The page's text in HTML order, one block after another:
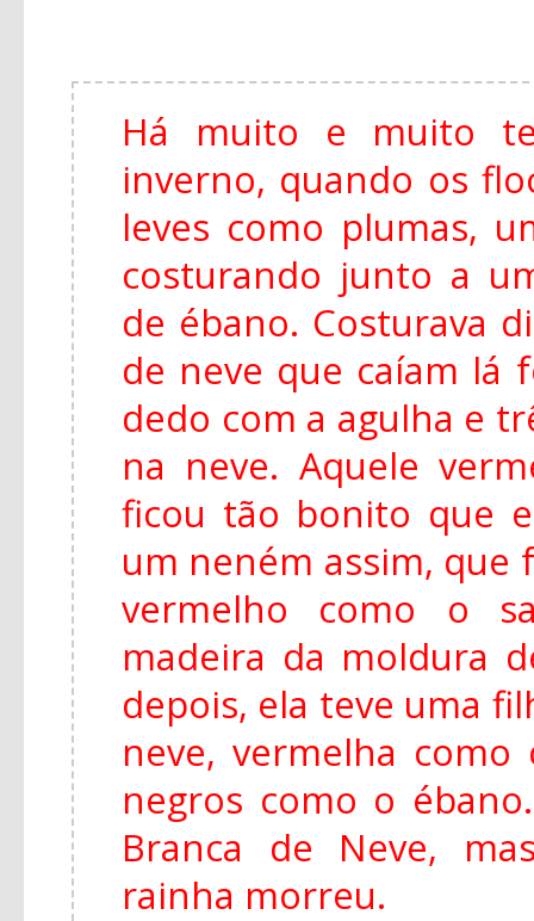
Há muito e muito
inverno, quando os
leves como plumas,
costurando junto a
de ébano. Costurava
de neve que caíam lá
dedo com a agulha e
na neve. Aquele
ficou tão bonito que
um neném assim, que
vermelho como o
madeira da moldura
depois, ela teve uma
neve, vermelha
negros como o
Branca de Neve,
rainha morreu.